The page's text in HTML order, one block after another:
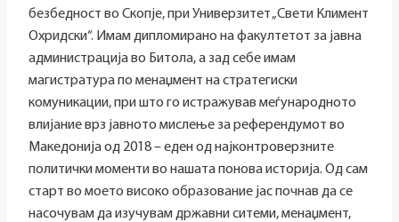
безбедност во Скопје, при Универзитет „Свети Климент
Охридски“. Имам дипломирано на факултетот за јавна
администрација во Битола, а зад себе имам
магистратура по менаџмент на стратегиски
комуникации, при што го истражував меѓународното
влијание врз јавното мислење за референдумот во
Македонија од 2018 – еден од најконтроверзните
политички моменти во нашата понова историја. Од сам
старт во моето високо образование јас почнав да се
насочувам да изучувам државни ситеми, менаџмент,